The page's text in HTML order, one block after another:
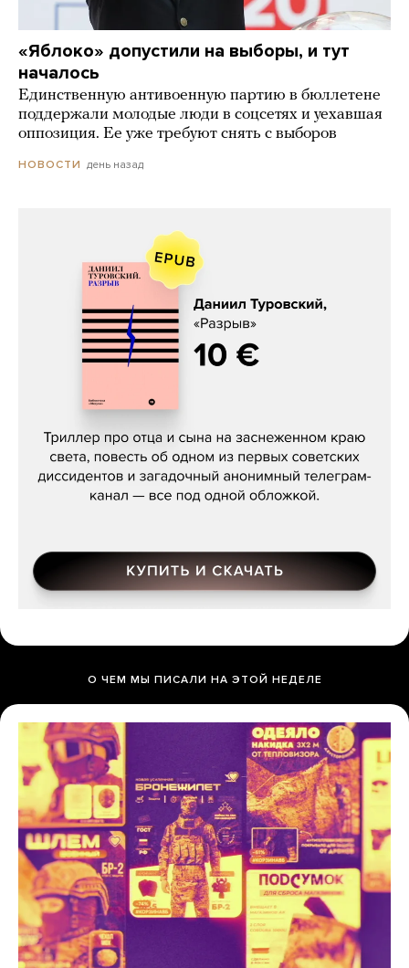
«Яблоко» допустили на выборы, и тут
началось
Единственную антивоенную партию в бюллетене
поддержали молодые люди в соцсетях и уехавшая
оппозиция. Ее уже требуют снять с выборов
НОВОСТИ день назад
Даниил Туровский, «Разрыв»
О ЧЕМ МЫ ПИСАЛИ НА ЭТОЙ НЕДЕЛЕ